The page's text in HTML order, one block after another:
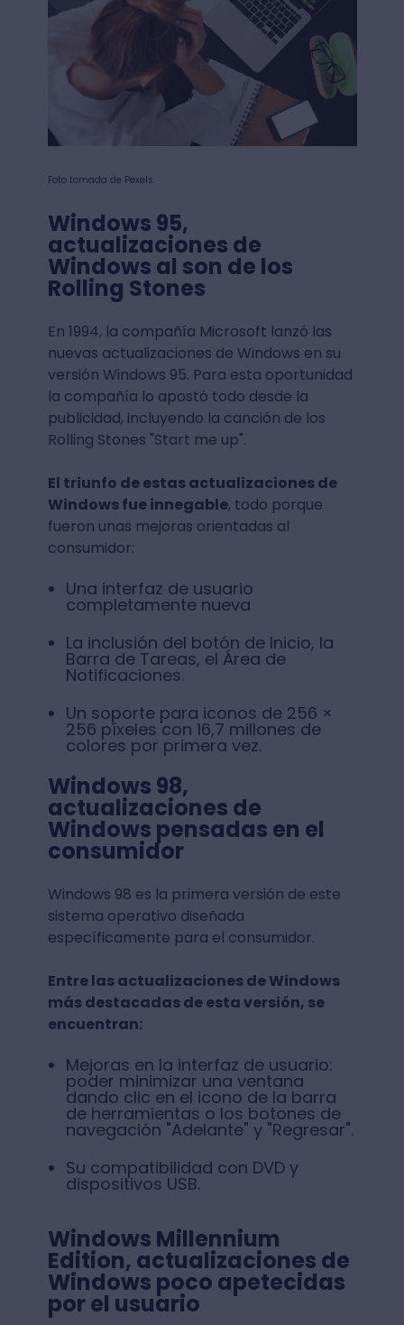
Foto tomada de Pexels.
Windows 95,
actualizaciones de
Windows al son de los
Rolling Stones
En 1994, la compañía Microsoft lanzó las
nuevas actualizaciones de Windows en su
versión Windows 95. Para esta oportunidad
la compañía lo apostó todo desde la
publicidad, incluyendo la canción de los
Rolling Stones "Start me up".
El triunfo de estas actualizaciones de
Windows fue innegable, todo porque
fueron unas mejoras orientadas al
consumidor:
Una interfaz de usuario
completamente nueva
La inclusión del botón de Inicio, la
Barra de Tareas, el Área de
Notificaciones.
Un soporte para iconos de 256 ×
256 píxeles con 16,7 millones de
colores por primera vez.
Windows 98,
actualizaciones de
Windows pensadas en el
consumidor
Windows 98 es la primera versión de este
sistema operativo diseñada
específicamente para el consumidor.
Entre las actualizaciones de Windows
más destacadas de esta versión, se
encuentran:
Mejoras en la interfaz de usuario:
poder minimizar una ventana
dando clic en el icono de la barra
de herramientas o los botones de
navegación "Adelante" y "Regresar".
Su compatibilidad con DVD y
dispositivos USB.
Windows Millennium
Edition, actualizaciones de
Windows poco apetecidas
por el usuario